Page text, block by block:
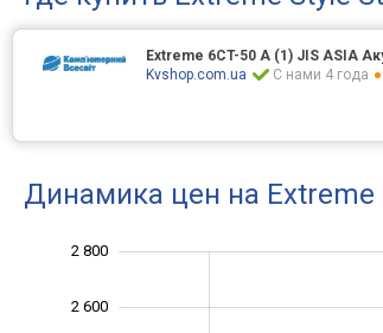
Extreme 6CT-50 A (1) JIS ASIA
Kvshop.com.ua
С нами 4 года
Динамика цен на Extreme
2 600
2 800